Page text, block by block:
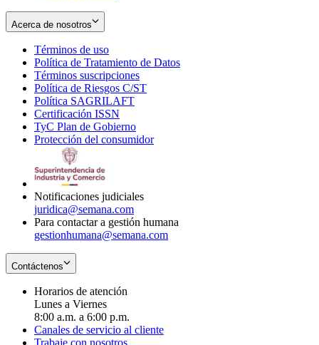
Acerca de nosotros
Términos de uso
in
new
window
Política de Tratamiento de Datos
Términos suscripciones
in
Política de Riesgos C/ST
Política SAGRILAFT
new
window
Certificación ISSN
in
new
TyC Plan de Gobierno
in
Protección del consumidorOpens
Notificaciones judiciales
juridica@semana.com
Para contactar a gestión humana
gestionhumana@semana.com
Contáctenos
Horarios de atención
Lunes a Viernes
8:00 a.m. a 6:00 p.m.
Canales de servicio al cliente
Trabaje con nosotros